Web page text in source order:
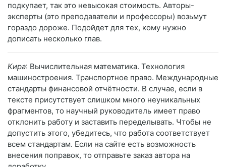
подкупает, так это невысокая стоимость. Авторы-
эксперты (это преподаватели и профессоры) возьмут
гораздо дороже. Подойдет для тех, кому нужно
дописать несколько глав.
Кира: Вычислительная математика. Технология
машиностроения. Транспортное право. Международные
стандарты финансовой отчётности. В случае, если в
тексте присутствует слишком много неуникальных
фрагментов, то научный руководитель имеет право
отклонить работу и заставить переделывать. Чтобы не
допустить этого, убедитесь, что работа соответствует
всем стандартам. Если на сайте есть возможность
внесения поправок, то отправьте заказ автора на